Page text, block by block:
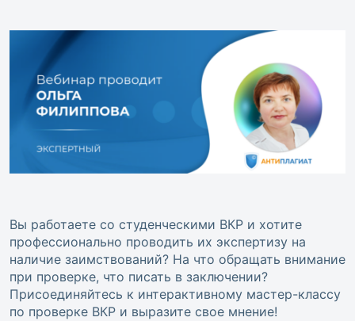
Вы работаете со студенческими ВКР и хотите
профессионально проводить их экспертизу на
наличие заимствований? На что обращать внимание
при проверке, что писать в заключении?
Присоединяйтесь к интерактивному мастер-классу
по проверке ВКР и выразите свое мнение!